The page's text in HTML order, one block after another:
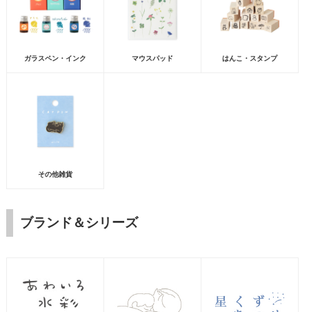
ガラスペン・インク マウスパッド はんこ・スタンプ
その他雑貨
ブランド＆シリーズ